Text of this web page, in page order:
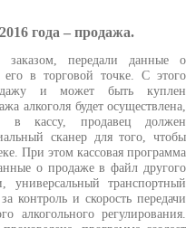
года – продажа.
передали данные о
в торговой точке. С этого
и может быть куплен
алкоголя будет осуществлена,
в кассу, продавец должен
сканер для того, чтобы
При этом кассовая программа
о продаже в файл другого
транспортный
контроль и скорость передачи
алкогольного регулирования.